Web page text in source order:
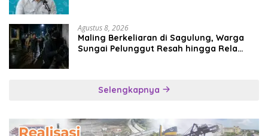
Agustus 8, 2026
Maling Berkeliaran di Sagulung, Warga
Sungai Pelunggut Resah hingga Rela
Selengkapnya